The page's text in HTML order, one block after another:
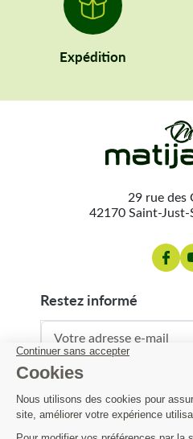
Expédition
29 rue des
42170 Saint-
restez informé
contact@matijardin.fr